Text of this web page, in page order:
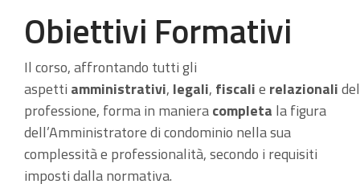
Obiettivi Formativi
Il corso, affrontando tutti gli
aspetti amministrativi, legali, fiscalie relazionali
professione, forma in manieracompleta la figura
dell’Amministratore di condominio nella sua
complessità e professionalità, secondo i requisiti
imposti dalla normativa.